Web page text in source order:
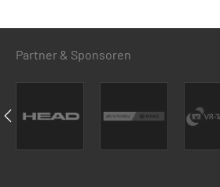
Partner & Sponsoren